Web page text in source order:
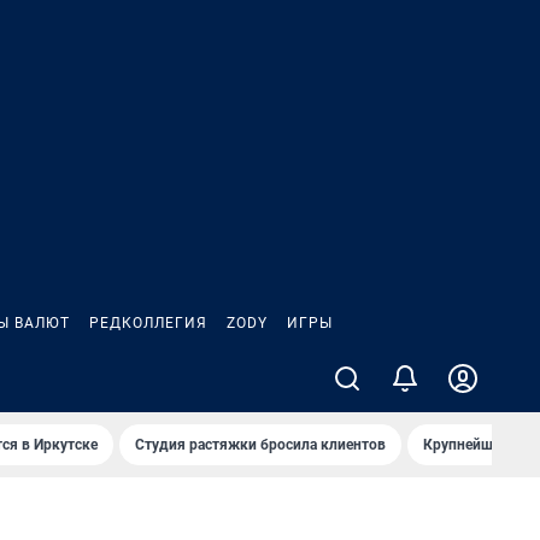
ВАЛЮТ РЕДКОЛЛЕГИЯ ZODY ИГРЫ
в Иркутске Студия растяжки бросила клиентов Крупнейшие